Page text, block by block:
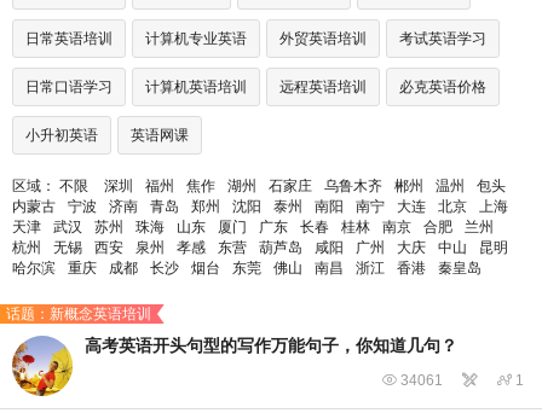
日常英语培训 计算机专业英语 外贸英语培训 考试英语学习
日常口语学习 计算机英语培训 远程英语培训 必克英语价格
小升初英语 英语网课
区域： 不限 深圳 福州 焦作 湖州 石家庄 乌鲁木齐 郴州 温州
包头
内蒙古
宁波 济南 青岛 郑州 沈阳 泰州 南阳 南宁 大连 北京
上海
天津
武汉 苏州 珠海 山东 厦门 广东 长春 桂林 南京 合肥
兰州
杭州
无锡 西安 泉州 孝感 东营 葫芦岛 咸阳 广州 大庆 中山
昆明
哈尔滨
重庆 成都 长沙 烟台 东莞 佛山 南昌 浙江 香港 秦皇岛
话题：新概念英语培训
高考英语开头句型的写作万能句子，你知道几句？
 34061   1